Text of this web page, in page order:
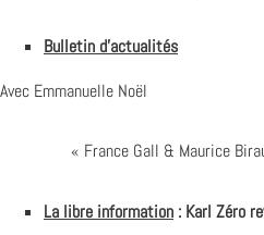
Bulletin d’actualités
Avec Emmanuelle Noël
« France Gall & Maurice
La libre information : Karl Zéro